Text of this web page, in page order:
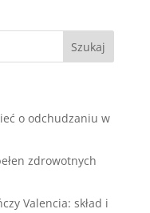
o odchudzaniu w
zdrowotnych
Valencia: skład i